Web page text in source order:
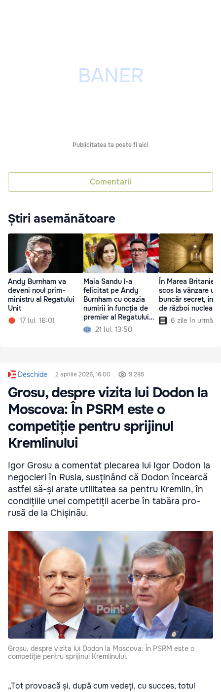
Publicitatea ta poate fi aici
Comentarii
Știri asemănătoare
Andy Burnham va
deveni noul prim-
ministru al Regatului
Unit
17 Iul. 16:01
Maia Sandu l-a
felicitat pe Andy
Burnham cu ocazia
numirii în funcția de
premier al Regatului
Unit21 Iul. 13:50
În Marea Britanie
scos la vânzare un
buncăr secret, în
de război nuclear
6 zile în urmă
Deschide 2 aprilie 2026, 16:00 9 285
Grosu, despre vizita lui Dodon la
Moscova: În PSRM este o
competiție pentru sprijinul
Kremlinului
Igor Grosu a comentat plecarea lui Igor Dodon la
negocieri în Rusia, susținând că Dodon încearcă
astfel să-și arate utilitatea sa pentru Kremlin, în
condițiile unei competiții acerbe în tabăra pro-
rusă de la Chișinău.
Grosu, despre vizita lui Dodon la Moscova: În PSRM este o
competiție pentru sprijinul Kremlinului.
„Tot provoacă și, după cum vedeți, cu succes, totul